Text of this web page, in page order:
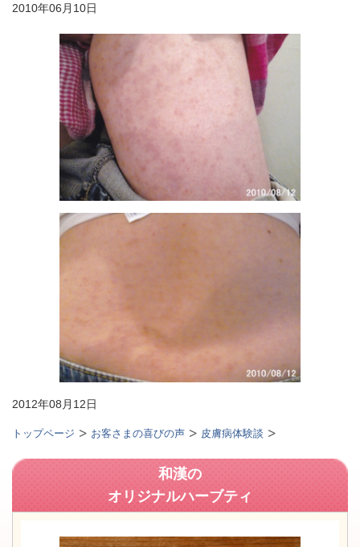
2010年06月10日
2012年08月12日
トップページ お客さまの喜びの声 皮膚病体験談
和漢の
オリジナルハーブティ